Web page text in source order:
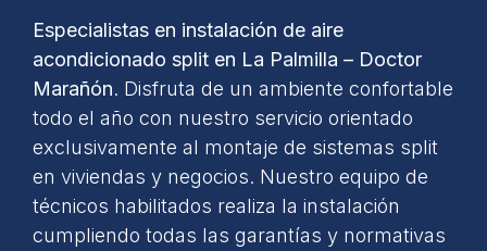
Especialistas en instalación de aire
acondicionado split en La Palmilla – Doctor
Marañón. Disfruta de un ambiente confortable
todo el año con nuestro servicio orientado
exclusivamente al montaje de sistemas split
en viviendas y negocios. Nuestro equipo de
técnicos habilitados realiza la instalación
cumpliendo todas las garantías y normativas